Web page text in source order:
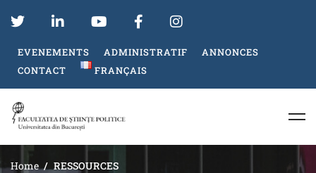
EVENEMENTS ADMINISTRATIF
ANNONCES
CONTACT
FRANÇAIS
Home RESSOURCES